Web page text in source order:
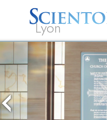
Lyon
L. Ron Hubbard
Scientologie ?